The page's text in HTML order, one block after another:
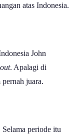
atas Indonesia.
John
. Apalagi di
juara.
periode itu